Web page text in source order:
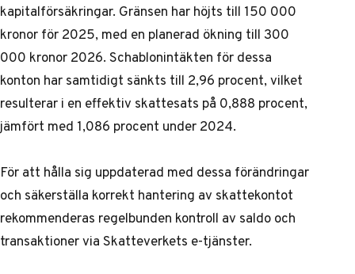
kapitalförsäkringar. Gränsen har höjts till 150 000
kronor för 2025, med en planerad ökning till 300
000 kronor 2026. Schablonintäkten för dessa
konton har samtidigt sänkts till 2,96 procent, vilket
resulterar i en effektiv skattesats på 0,888 procent,
jämfört med 1,086 procent under 2024.
För att hålla sig uppdaterad med dessa förändringar
och säkerställa korrekt hantering av skattekontot
rekommenderas regelbunden kontroll av saldo och
transaktioner viaSkatteverkets e-tjänster.